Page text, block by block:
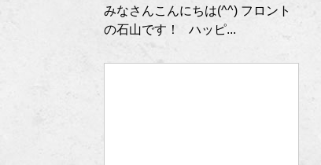
みなさんこんにちは(^^) フロント
の石山です！ ハッピ...